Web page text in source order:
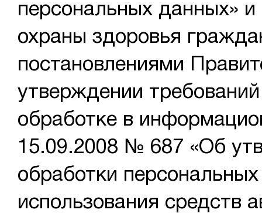
персональных данных»
охраны здоровья
постановлениями
утверждении
обработке в
15.09.2008 № 687 «Об
обработки
использования средств